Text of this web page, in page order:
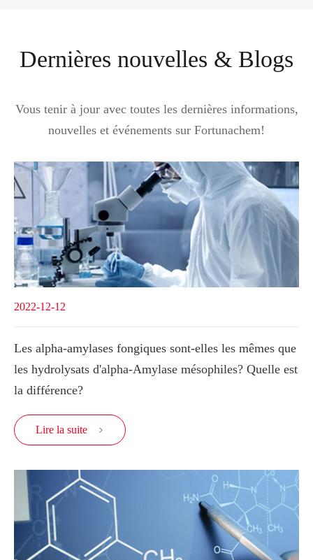
Dernières nouvelles & Blogs
Vous tenir à jour avec toutes les dernières informations,
nouvelles et événements sur Fortunachem!
2022-12-12
Les alpha-amylases fongiques sont-elles les mêmes que
les hydrolysats d'alpha-Amylase mésophiles? Quelle est
la différence?
Lire la suite 